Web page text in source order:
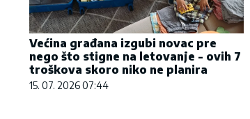
Većina građana izgubi novac pre
nego što stigne na letovanje - ovih 7
troškova skoro niko ne planira
15. 07. 2026 07:44